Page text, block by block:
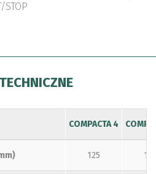
STOP
COMPACTA 4
125 125